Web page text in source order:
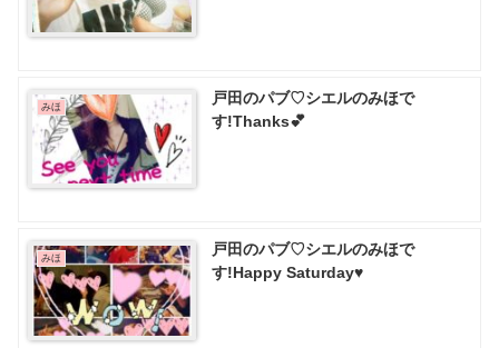
みほ
戸田のパブ♡ シエルのみほで
す!Thanks💕
みほ
戸田のパブ♡ シエルのみほで
す!Happy Saturday♥️